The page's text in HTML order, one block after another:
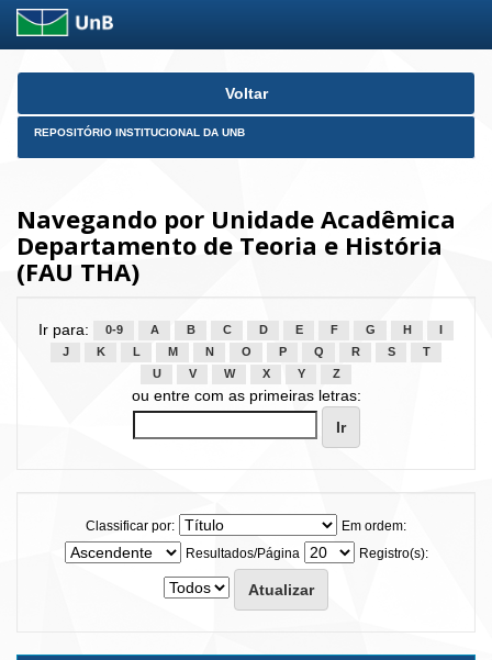
Skip
Voltar
REPOSITÓRIO INSTITUCIONAL DA UNB
Navegando por Unidade Acadêmica
Departamento de Teoria e História
(FAU THA)
Ir para: 0-9 A B C D E F G H
J
K L M N O P Q R S
T
U
V W X Y Z
ou entre com as primeiras letras:
Classificar por:
Em ordem:
Resultados/Página
Registro(s):